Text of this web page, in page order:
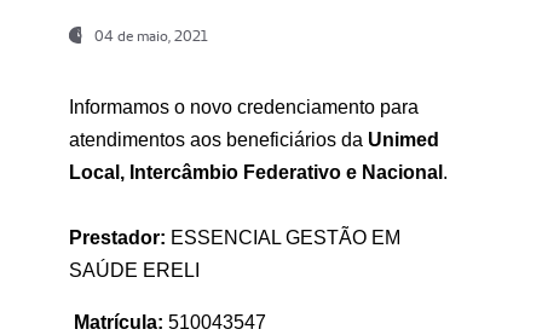
04 de maio, 2021
Informamos o novo credenciamento para
atendimentos aos beneficiários da Unimed
Local, Intercâmbio Federativo e Nacional .
Prestador: ESSENCIAL GESTÃO EM
SAÚDE ERELI
Matrícula: 510043547